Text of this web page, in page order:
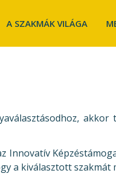
A SZAKMÁK VILÁGA
Innovatív
a kiválasztott szakmát